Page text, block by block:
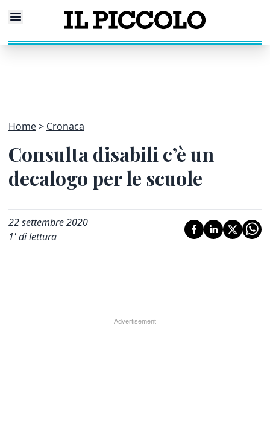
Home Cronaca
Consulta disabili c’è un
decalogo per le scuole
22 settembre 2020
1' di lettura